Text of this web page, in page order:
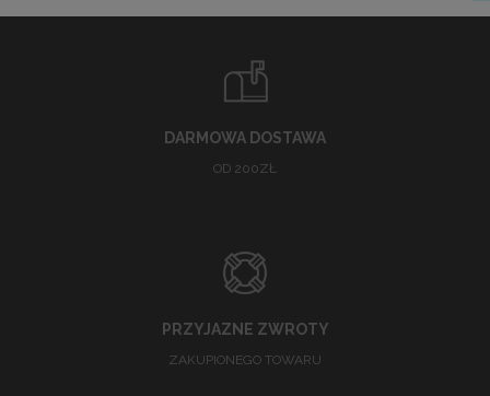
DARMOWA DOSTAWA
OD 200ZŁ
PRZYJAZNE ZWROTY
ZAKUPIONEGO TOWARU